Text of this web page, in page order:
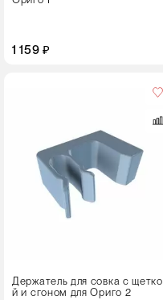
1 159 ₽
Держатель для совка с щетко
й и сгоном для Ориго 2